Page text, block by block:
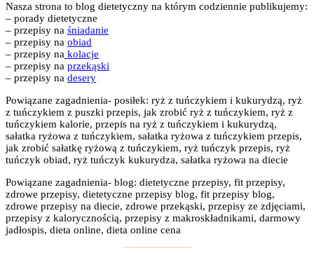
Nasza strona to blog dietetyczny na którym codziennie publikujemy:
– porady dietetyczne
– przepisy na śniadanie
– przepisy na obiad
– przepisy na kolacje
– przepisy na przekąski
– przepisy na desery
Powiązane zagadnienia- posiłek: ryż z tuńczykiem i kukurydzą, ryż
z tuńczykiem z puszki przepis, jak zrobić ryż z tuńczykiem, ryż z
tuńczykiem kalorie, przepis na ryż z tuńczykiem i kukurydzą,
sałatka ryżowa z tuńczykiem, sałatka ryżowa z tuńczykiem przepis,
jak zrobić sałatkę ryżową z tuńczykiem, ryż tuńczyk przepis, ryż
tuńczyk obiad, ryż tuńczyk kukurydza, sałatka ryżowa na diecie
Powiązane zagadnienia- blog: dietetyczne przepisy, fit przepisy,
zdrowe przepisy, dietetyczne przepisy blog, fit przepisy blog,
zdrowe przepisy na diecie, zdrowe przekąski, przepisy ze zdjęciami,
przepisy z kalorycznością, przepisy z makroskładnikami, darmowy
jadłospis, dieta online, dieta online cena